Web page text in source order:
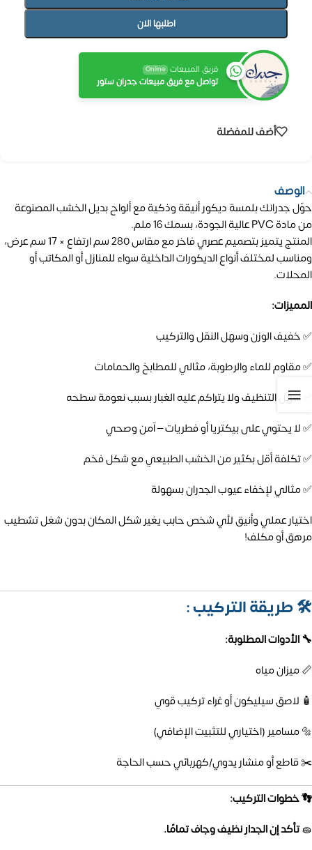
اطلبها الان
فريق المبيعات Online
تواصل مع فريق مبيعات جدران ستور
أضف للمفضلة
الوصف
حوّل جدرانك بلمسة ديكور أنيقة وذكية مع ألواح بديل الخشب المصنوعة
من مادة PVC عالية الجودة، بسمك 16 ملم.
المنتج يتميز بتصميم عصري فاخر مع مقاس 280 سم ارتفاع × 17 سم عرض،
ومناسب لمختلف أنواع الديكورات الداخلية سواء للمنازل أو المكاتب أو
المحلات.
المميزات:
✅ خفيف الوزن وسهل النقل والتركيب
✅ مقاوم للماء والرطوبة، مثالي للمطابخ والحمامات
✅ سهل التنظيف ولا يتراكم عليه الغبار بسبب نعومة سطحه
✅ لا يحتوي على بيكتريا أو فطريات – آمن وصحي
✅ تكلفة أقل بكثير من الخشب الطبيعي مع شكل فخم
✅ مثالي لإخفاء عيوب الجدران بسهولة
اختيار عملي وأنيق لأي شخص حابب يغير شكل المكان بدون شغل تشطيب
مرهق أو مكلف!
🛠️طريقة التركيب :
🔧 الأدوات المطلوبة:
📏 ميزان مياه
🧴 لاصق سيليكون أو غراء تركيب قوي
🔩 مسامير (اختياري للتثبيت الإضافي)
✂️ قاطع أو منشار يدوي/كهربائي حسب الحاجة
👣 خطوات التركيب:
🧽تأكد إن الجدار نظيف وجاف تمامًا.